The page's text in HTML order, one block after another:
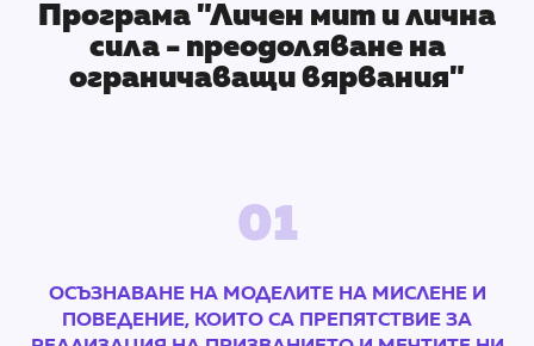
Програма "Личен мит и лична
сила - преодоляване на
ограничаващи вярвания"
01
ОСЪЗНАВАНЕ НА МОДЕЛИТЕ НА МИСЛЕНЕ И
ПОВЕДЕНИЕ, КОИТО СА ПРЕПЯТСТВИЕ ЗА